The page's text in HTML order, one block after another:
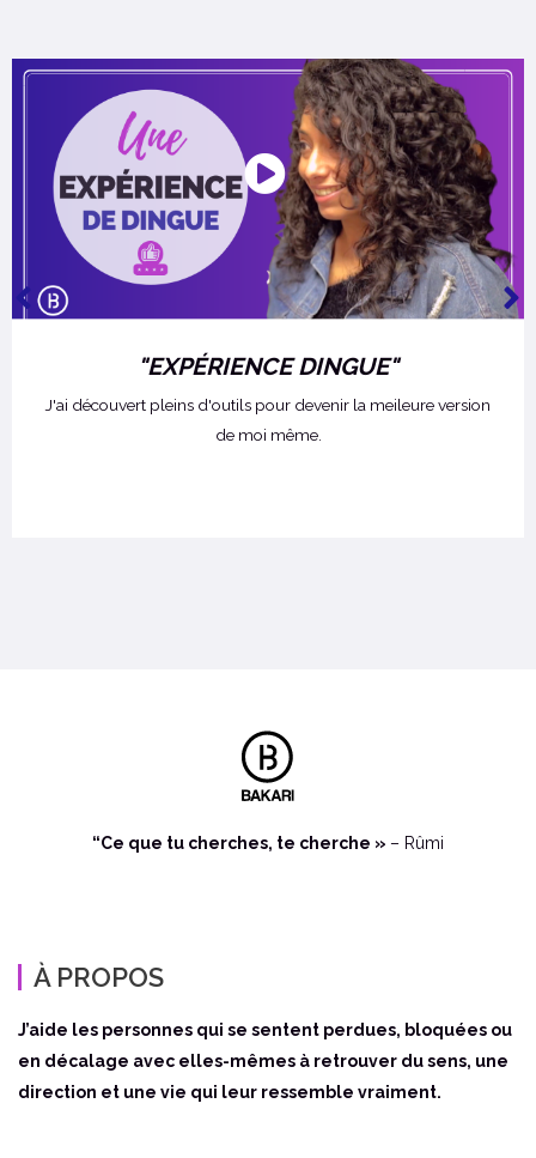
"EXPÉRIENCE DINGUE"
J'ai découvert pleins d'outils pour devenir la meileure version
de moi même.
“Ce que tu cherches, te cherche » – Rûmi
À PROPOS
J’aide les personnes qui se sentent perdues, bloquées ou
en décalage avec elles-mêmes à retrouver du sens, une
direction et une vie qui leur ressemble vraiment.